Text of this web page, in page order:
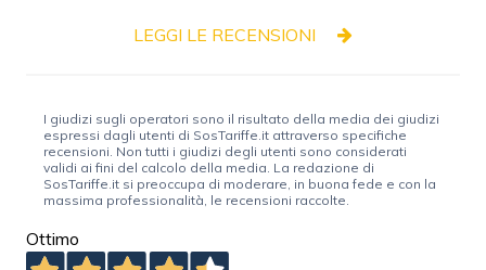
LEGGI LE RECENSIONI
I giudizi sugli operatori sono il risultato della media dei giudizi
espressi dagli utenti di SosTariffe.it attraverso specifiche
recensioni. Non tutti i giudizi degli utenti sono considerati
validi ai fini del calcolo della media. La redazione di
SosTariffe.it si preoccupa di moderare, in buona fede e con la
massima professionalità, le recensioni raccolte.
Ottimo